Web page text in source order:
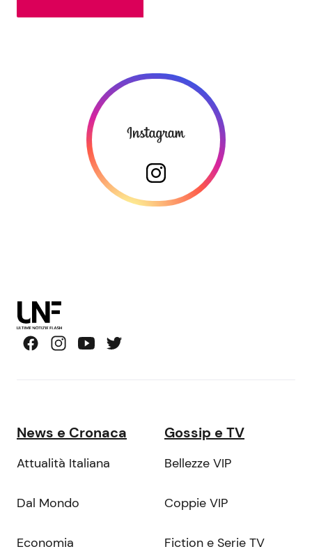
News e Cronaca
Attualità Italiana
Dal Mondo
Economia
Gossip e TV
Bellezze VIP
Coppie VIP
Fiction e Serie TV